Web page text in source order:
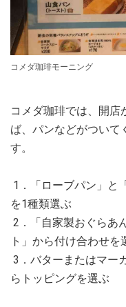
コメダ珈琲モーニング
コメダ珈琲では、開店
ば、パンなどがついて
す。
1．「ローブパン」と
を1種類選ぶ
2．「自家製おぐらあ
ト」から付け合わせを
3．バターまたはマー
らトッピングを選ぶ